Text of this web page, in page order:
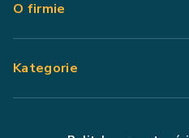
O firmie
Kategorie